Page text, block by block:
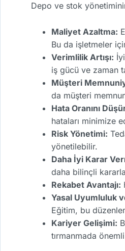
Depo ve stok
Maliyet Azaltma:
Bu da işletmeler
Verimlilik Artışı:
iş gücü ve zaman
Müşteri
da müşteri
Hata Oranını
hataları minimize
Risk Yönetimi:
yönetilebilir.
Daha İyi Karar
daha bilinçli
Rekabet Avantajı:
Yasal Uyumluluk
Eğitim, bu
Kariyer Gelişimi:
tırmanmada